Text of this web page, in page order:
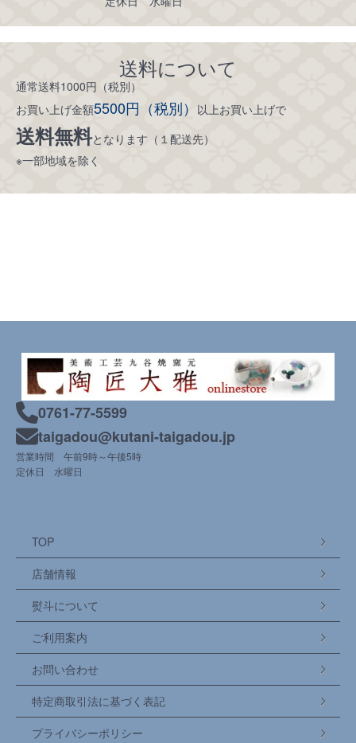
送料について
通常送料1000円（税別）
お買い上げ金額5500円（税別） 以上お買い上げで
送料無料となります（１配送先）
※一部地域を除く
0761-77-5599
taigadou@kutani-taigadou.jp
営業時間 午前9時～午後5時
定休日 水曜日
TOP
店舗情報
熨斗について
ご利用案内
お問い合わせ
特定商取引法に基づく表記
プライバシーポリシー